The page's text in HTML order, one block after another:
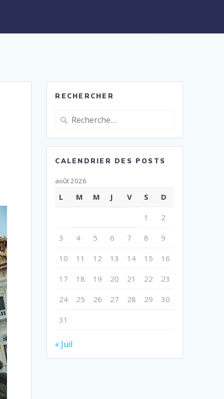
RECHERCHER
Recherche
:
CALENDRIER DES POSTS
août 2026
L M M J V S D
1 2
3 4 5 6 7 8 9
10 11 12 13 14 15 16
17 18 19 20 21 22 23
24 25 26 27 28 29 30
31
« Juil